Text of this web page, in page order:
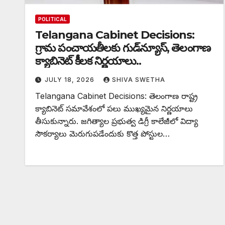
POLITICAL
Telangana Cabinet Decisions:
గ్రామ పంచాయతీలకు గుడ్‌న్యూస్, తెలంగాణ
క్యాబినెట్ కీలక నిర్ణయాలు..
JULY 18, 2026 SHIVA SWETHA
Telangana Cabinet Decisions: తెలంగాణ రాష్ట్ర
క్యాబినెట్ సమావేశంలో పలు ముఖ్యమైన నిర్ణయాలు
తీసుకున్నారు. జగిత్యాల ప్రభుత్వ డిగ్రీ కాలేజీలో విద్యా
సౌకర్యాలు మెరుగుపడేందుకు కొత్త పోస్టుల…